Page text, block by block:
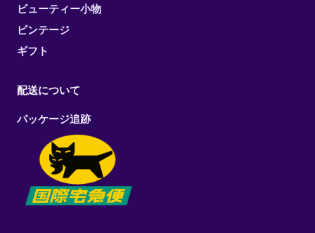
ビューティー小物
ビンテージ
ギフト
配送について
パッケージ追跡